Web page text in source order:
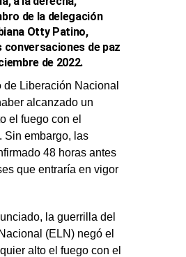
de la delegación
Otty Patino,
conversaciones de paz
de 2022.
Liberación Nacional
alcanzado un
el fuego con el
Sin embargo, las
48 horas antes
que entraría en vigor
la guerrilla del
(ELN) negó el
alto el fuego con el